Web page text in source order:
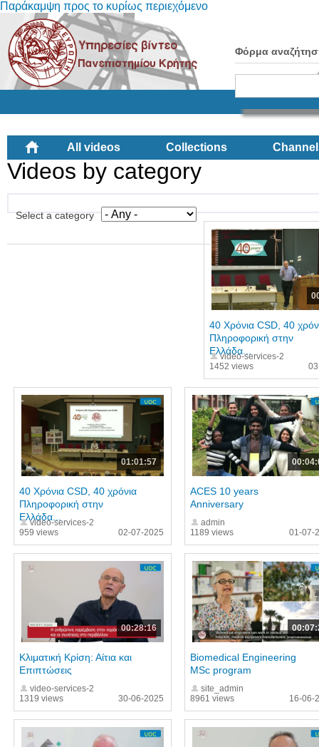
Παράκαμψη προς το κυρίως περιεχόμενο
Φόρμα
All videos Collections
Videos by category
Select a category
1452 views
40 Χρόνια CSD, 40
Πληροφορική στην
Ελλάδα...
video-services-2
01:01:57
959 views
40 Χρόνια CSD, 40 χρόνια
Πληροφορική στην
Ελλάδα...
video-services-2
02-07-2025
1189 views
ACES 10 years
Anniversary
admin
01-07-
00:28:16
1319 views
Κλιματική Κρίση: Αίτια και
Επιπτώσεις
video-services-2
30-06-2025
8961 views
Biomedical Engineering
MSc program
site_admin
16-06-